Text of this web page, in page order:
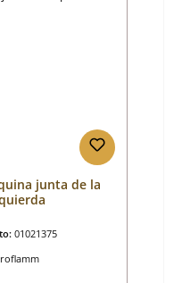
junta de la
01021375